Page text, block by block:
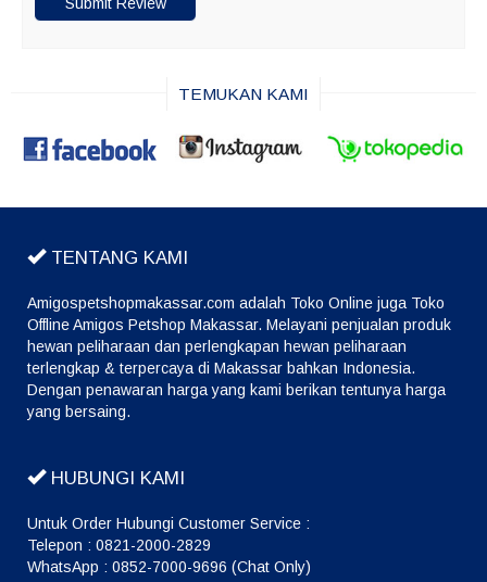
TEMUKAN KAMI
TENTANG KAMI
Amigospetshopmakassar.com adalah Toko Online juga Toko
Offline Amigos Petshop Makassar. Melayani penjualan produk
hewan peliharaan dan perlengkapan hewan peliharaan
terlengkap & terpercaya di Makassar bahkan Indonesia.
Dengan penawaran harga yang kami berikan tentunya harga
yang bersaing.
HUBUNGI KAMI
Untuk Order Hubungi Customer Service :
Telepon : 0821-2000-2829
WhatsApp : 0852-7000-9696 (Chat Only)